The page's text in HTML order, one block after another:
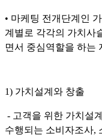
• 마케팅 전개단계인
계별로 각각의 가치사
면서 중심역할을 하는
1) 가치설계와 창출
- 고객을 위한 가치설
수행되는 소비자조사,